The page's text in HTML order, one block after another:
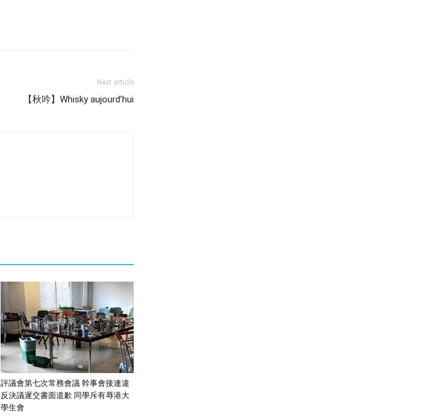
Next article
【秋吟】Whisky aujourd’hui
評議會第七次常務會議 幹事會接連違
反決議遲交書面道歉 同學斥有辱港大
學生會